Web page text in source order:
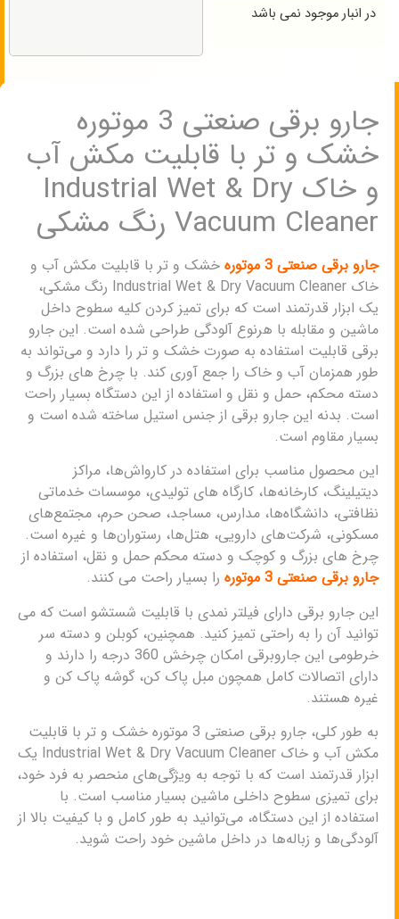
در انبار موجود نمی باشد
جارو برقی صنعتی 3 موتوره
خشک و تر با قابلیت مکش آب
و خاک Industrial Wet & Dry
Vacuum Cleaner رنگ مشکی
جارو برقی صنعتی 3 موتوره
خشک و تر با قابلیت مکش آب و
خاک Industrial Wet & Dry Vacuum Cleaner رنگ مشکی،
یک ابزار قدرتمند است که برای تمیز کردن کلیه سطوح داخل
ماشین و مقابله با هرنوع آلودگی طراحی شده است. این جارو
برقی قابلیت استفاده به صورت خشک و تر را دارد و می‌تواند به
طور همزمان آب و خاک را جمع آوری کند. با چرخ های بزرگ و
دسته محکم، حمل و نقل و استفاده از این دستگاه بسیار راحت
است. بدنه این جارو برقی از جنس استیل ساخته شده است و
بسیار مقاوم است.
این محصول مناسب برای استفاده در کارواش‌ها، مراکز
دیتیلینگ، کارخانه‌ها، کارگاه‌ های تولیدی، موسسات خدماتی
نظافتی، دانشگاه‌ها، مدارس، مساجد، صحن حرم، مجتمع‌های
مسکونی، شرکت‌های دارویی، هتل‌ها، رستوران‌ها و غیره است.
چرخ‌ های بزرگ و کوچک و دسته محکم حمل و نقل، استفاده از
جارو برقی صنعتی 3 موتوره
را بسیار راحت می‌ کنند.
این جارو برقی دارای فیلتر نمدی با قابلیت شستشو است که می‌
توانید آن را به راحتی تمیز کنید. همچنین، کوبلن و دسته سر
خرطومی این جاروبرقی امکان چرخش 360 درجه را دارند و
دارای اتصالات کامل همچون مبل پاک کن، گوشه پاک کن و
غیره هستند.
به طور کلی، جارو برقی صنعتی 3 موتوره خشک و تر با قابلیت
مکش آب و خاک Industrial Wet & Dry Vacuum Cleaner یک
ابزار قدرتمند است که با توجه به ویژگی‌های منحصر به فرد خود،
برای تمیزی سطوح داخلی ماشین بسیار مناسب است. با
استفاده از این دستگاه، می‌توانید به طور کامل و با کیفیت بالا از
آلودگی‌ها و زباله‌ها در داخل ماشین خود راحت شوید.